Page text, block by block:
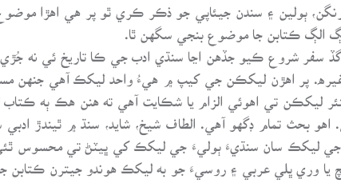
ٻولين ۽ سندن جيئاپي جو ذڪر ڪري ٿو پر هي اهڙا
الڳ ڪتابن جا موضوع بنجي سگهن ٿا.
سفر شروع ڪيو جڏهن اڃا سنڌي ادب جي ڪا تاريخ ئي نه
وغيره. پر اهڙن ليکڪن جي کيپ ۾ هيءُ واحد ليکڪ آهي جنهن
ليکڪن تي اهوئي الزام يا شڪايت آهي ته هنن هڪ ٻه ڪتاب
بحث تمام ڊگهو آهي. الطاف شيخ، شايد، سنڌ ۾ ٿيندڙ
جي ليکڪ سان سنڌيءَ ٻوليءَ جي ليکڪ کي ڀيٽڻ تي محسوس ٿئي
يا وري ڀلي عربي ۽ روسيءَ جو به ليکڪ هوندو جيترن ڪتابن